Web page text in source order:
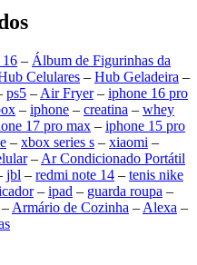
16 – Álbum de Figurinhas da
Celulares – Hub Geladeira –
ps5 – Air Fryer– iphone 16 pro
– iphone – creatina – whey
17 pro max – iphone 15 pro
– xbox series s – xiaomi –
– Ar Condicionado Portátil
jbl – redmi note 14 – tenis nike
– ipad – guarda roupa –
– Armário de Cozinha – Alexa –